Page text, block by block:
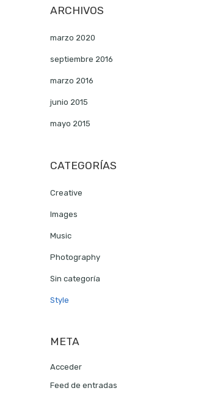
ARCHIVOS
marzo 2020
septiembre 2016
marzo 2016
junio 2015
mayo 2015
CATEGORÍAS
Creative
Images
Music
Photography
Sin categoría
Style
META
Acceder
Feed de entradas